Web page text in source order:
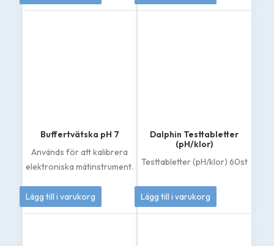
Buffertvätska pH 7
Används för att kalibrera
elektroniska mätinstrument.
50kr
Lägg till i varukorg
Dalphin Testtabletter
(pH/klor)
Testtabletter (pH/klor) 60st
144kr
Lägg till i varukorg